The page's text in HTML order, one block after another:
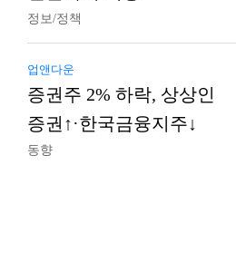
정보/정책
업앤다운
증권주 2% 하락, 상상인
증권↑·한국금융지주↓
동향